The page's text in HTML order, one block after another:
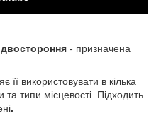
двостороння - призначена
її використовувати в кілька
та типи місцевості. Підходить
.